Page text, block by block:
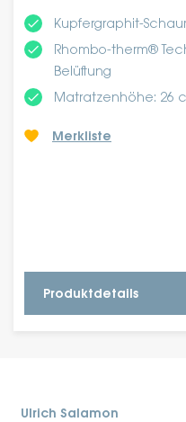
done Kupfergraphit-
done
Rhombo-therm®
Belüftung
done Matratzenhöhe: 26
Merkliste
Produktdetails
Ulrich Salamon